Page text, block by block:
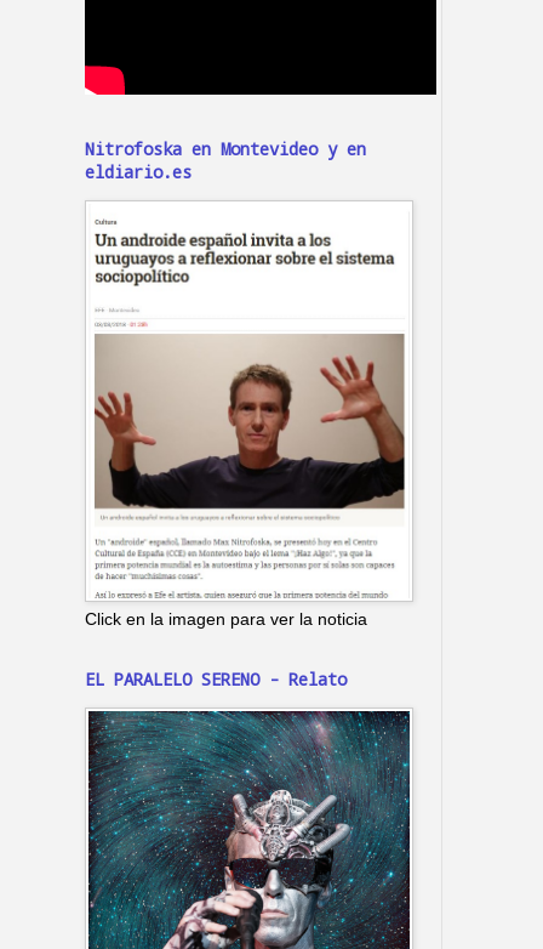
Nitrofoska en Montevideo y en
eldiario.es
Click en la imagen para ver la noticia
EL PARALELO SERENO - Relato